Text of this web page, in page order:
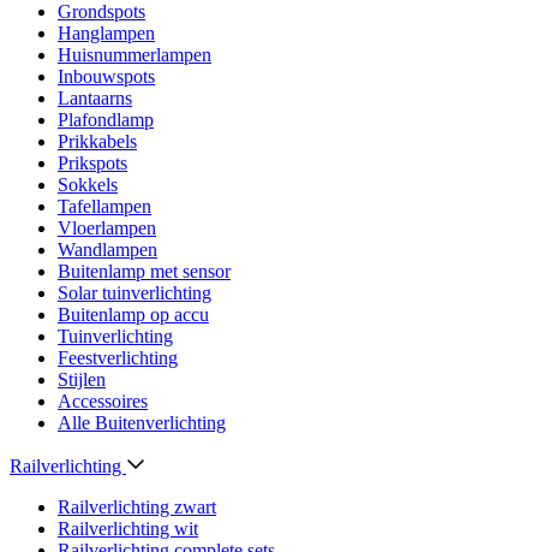
Grondspots
Hanglampen
Huisnummerlampen
Inbouwspots
Lantaarns
Plafondlamp
Prikkabels
Prikspots
Sokkels
Tafellampen
Vloerlampen
Wandlampen
Buitenlamp met sensor
Solar tuinverlichting
Buitenlamp op accu
Tuinverlichting
Feestverlichting
Stijlen
Accessoires
Alle Buitenverlichting
Railverlichting
Railverlichting zwart
Railverlichting wit